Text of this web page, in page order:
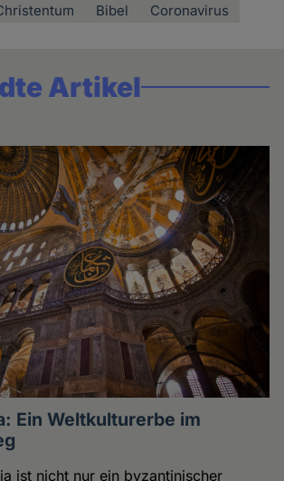
Bibel Coronavirus
Artikel
Ein Weltkulturerbe im
ist nicht nur ein byzantinischer